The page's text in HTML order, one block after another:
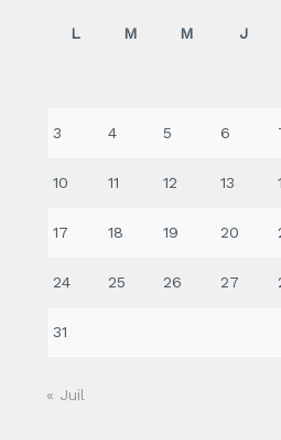
L M M J
3 4 5 6
10 11 12 13
17 18 19 20
24 25 26 27
31
« Juil